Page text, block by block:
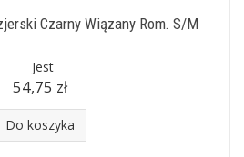
Czarny Wiązany Rom. S/M
Jest
54,75 zł
Do koszyka